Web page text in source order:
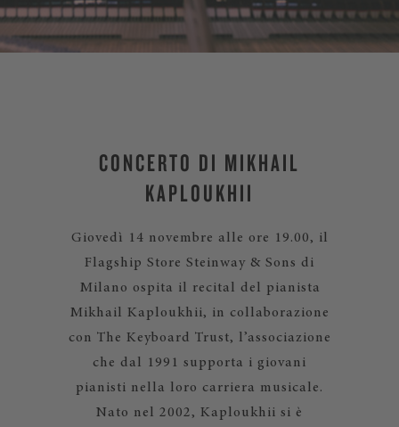
CONCERTO DI MIKHAIL
KAPLOUKHII
Giovedì 14 novembre alle ore 19.00, il
Flagship Store Steinway & Sons di
Milano ospita il recital del pianista
Mikhail Kaploukhii, in collaborazione
con The Keyboard Trust, l’associazione
che dal 1991 supporta i giovani
pianisti nella loro carriera musicale.
Nato nel 2002, Kaploukhii si è